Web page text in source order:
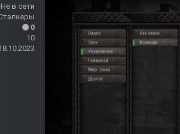
Не в сети
0
10